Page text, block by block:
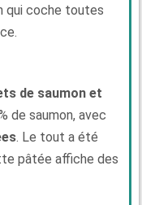
qui coche toutes
de saumon et
de saumon, avec
. Le tout a été
pâtée affiche des